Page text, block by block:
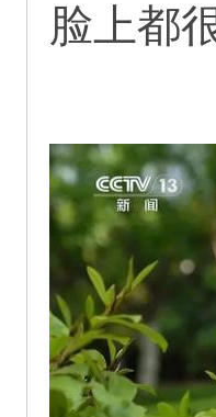
脸上都